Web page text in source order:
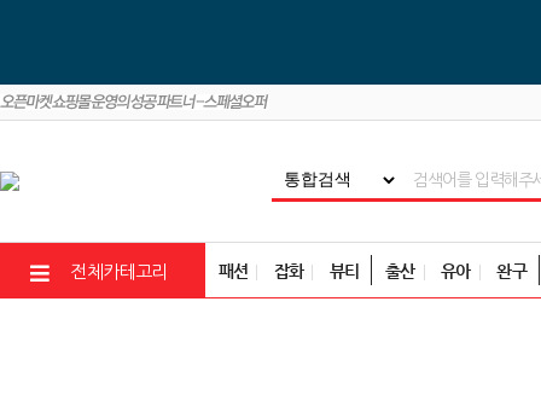
전체카테고리 패션 잡화 뷰티 출산 유아 완구